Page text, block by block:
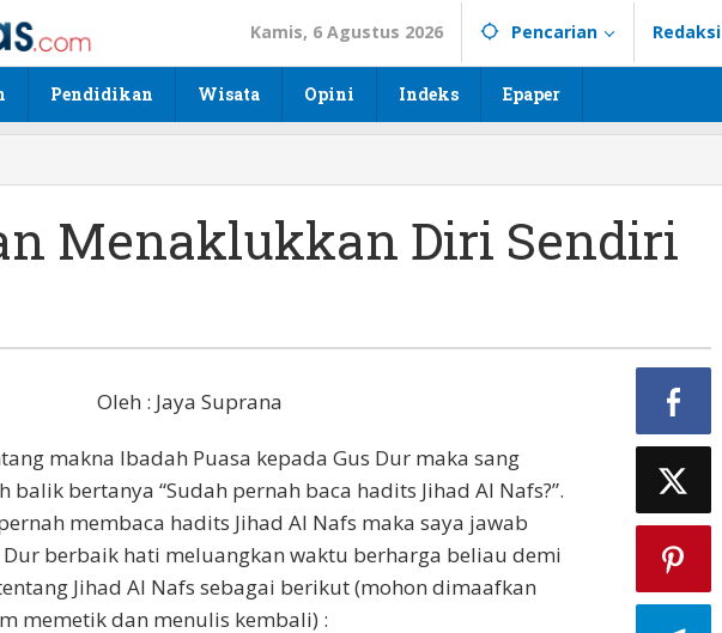
Kamis, 6 Agustus 2026 Pencarian Redaksi
Pendidikan Wisata Opini Indeks Epaper
Menaklukkan Diri Sendiri
Oleh : Jaya Suprana
makna Ibadah Puasa kepada Gus Dur maka sang
bertanya “Sudah pernah baca hadits Jihad Al Nafs?”.
membaca hadits Jihad Al Nafs maka saya jawab
Dur berbaik hati meluangkan waktu berharga beliau demi
Jihad Al Nafs sebagai berikut (mohon dimaafkan
memetik dan menulis kembali) :